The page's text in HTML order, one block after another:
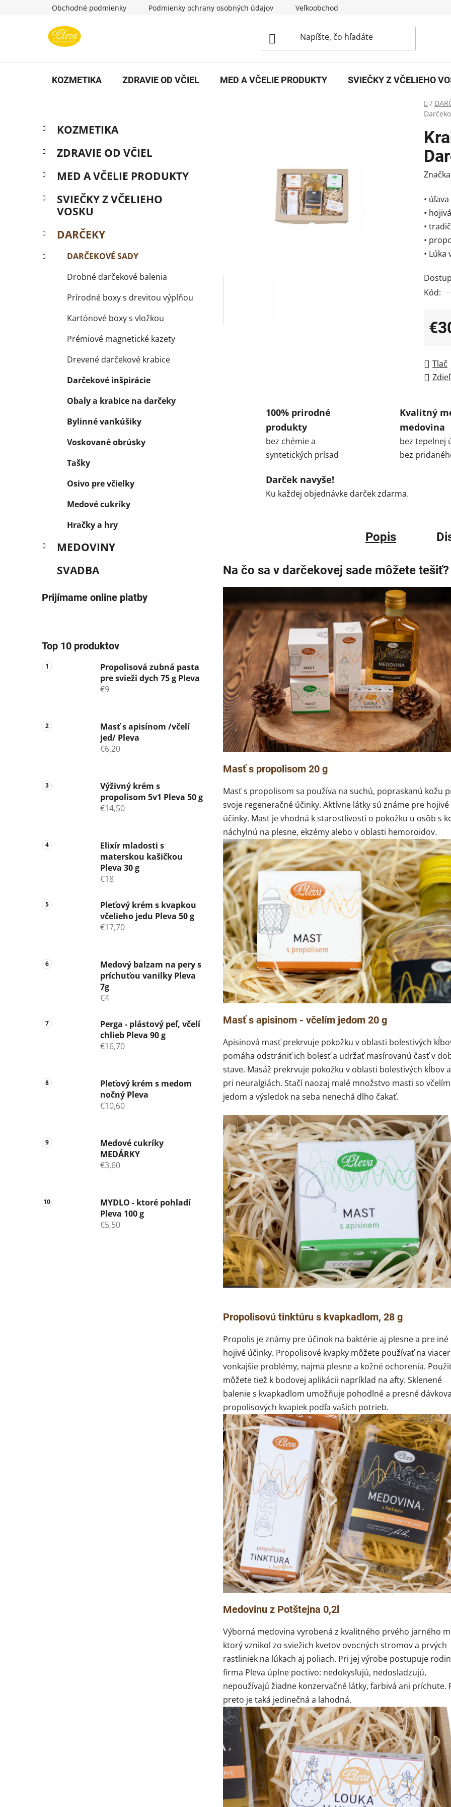
Obchodné podmienky Podmienky ochrany osobných údajov Veľkoobchod
KOZMETIKA ZDRAVIE OD VČIEL MED A VČELIE PRODUKTY SVIEČKY Z VČELIEHO
Domov
/
B
č
ý
a
e
Preskočiť
kategórie
K
a
e
ó
i
KOZMETIKA
ZDRAVIE OD VČIEL
MED A VČELIE PRODUKTY
SVIEČKY Z VČELIEHO
VOSKU
DARČEKY
DARČEKOVÉ SADY
Drobné darčekové balenia
Prírodné boxy s drevitou výplňou
Kartónové boxy s vložkou
Prémiové magnetické kazety
Drevené darčekové krabice
Darčekové inšpirácie
Obaly a krabice na darčeky
Bylinné vankúšiky
Voskované obrúsky
Tašky
Osivo pre včielky
Medové cukríky
Hračky a hry
MEDOVINY
SVADBA
Prijímame online platby
Top 10 produktov
Propolisová zubná pasta
pre svieži dych 75 g Pleva
€9
Masť s apisínom /včelí
jed/ Pleva
€6,20
Výživný krém s
propolisom 5v1 Pleva 50 g
€14,50
Elixír mladosti s
materskou kašičkou
Pleva 30 g
€18
Pleťový krém s kvapkou
včelieho jedu Pleva 50 g
€17,70
Medový balzam na pery s
príchuťou vanilky Pleva
7g
€4
Perga - plástový peľ, včelí
chlieb Pleva 90 g
€16,70
Pleťový krém s medom
nočný Pleva
€10,60
Medové cukríky
MEDÁRKY
€3,60
MYDLO - ktoré pohladí
Pleva 100 g
€5,50
•
•
•
•
• Lúka
Kód:
Tlač
100% prirodné
produkty
bez chémie a
syntetických prísad
Kvalitný
medovina
bez tepelnej
bez
Darček navyše!
Ku každej objednávke darček zdarma.
Popis
Na čo sa v darčekovej sade môžete tešiť?
Masť s propolisom 20 g
Masť s propolisom sa používa na suchú, popraskanú kožu
svoje regeneračné účinky. Aktívne látky sú známe pre hojivé
účinky. Masť je vhodná k starostlivosti o pokožku u osôb s
náchylnú na plesne, ekzémy alebo v oblasti hemoroidov.
Masť s apisinom - včelím jedom 20 g
Apisinová masť prekrvuje pokožku v oblasti bolestivých
pomáha odstrániť ich bolesť a udržať masírovanú časť v
stave. Masáž prekrvuje pokožku v oblasti bolestivých kĺbov
pri neuralgiách. Stačí naozaj malé množstvo masti so včelím
jedom a výsledok na seba nenechá dlho čakať.
Propolisovú tinktúru s kvapkadlom, 28 g
Propolis je známy pre účinok na baktérie aj plesne a pre iné
hojivé účinky. Propolisové kvapky môžete používať na
vonkajšie problémy, najmä plesne a kožné ochorenia.
môžete tiež k bodovej aplikácii napríklad na afty. Sklenené
balenie s kvapkadlom umožňuje pohodlné a presné
propolisových kvapiek podľa vašich potrieb.
Medovinu z Potštejna 0,2l
Výborná medovina vyrobená z kvalitného prvého jarného
ktorý vznikol zo sviežich kvetov ovocných stromov a prvých
rastliniek na lúkach aj poliach. Pri jej výrobe postupuje
firma Pleva úplne poctivo: nedokysľujú, nedosladzujú,
nepoužívajú žiadne konzervačné látky, farbivá ani príchute.
preto je taká jedinečná a lahodná.